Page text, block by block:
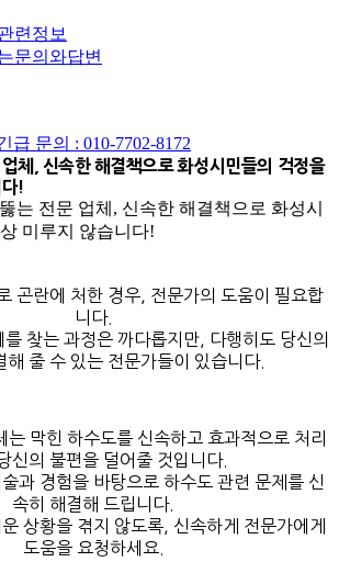
련정보
문의와답변
급 문의 : 010-7702-8172
체, 신속한 해결책으로 화성시민들의 걱정을
!
는 전문 업체, 신속한 해결책으로 화성시
미루지 않습니다!
곤란에 처한 경우, 전문가의 도움이 필요합
니다.
찾는 과정은 까다롭지만, 다행히도 당신의
해 줄 수 있는 전문가들이 있습니다.
는 막힌 하수도를 신속하고 효과적으로 처리
신의 불편을 덜어줄 것입니다.
과 경험을 바탕으로 하수도 관련 문제를 신
속히 해결해 드립니다.
상황을 겪지 않도록, 신속하게 전문가에게
도움을 요청하세요.